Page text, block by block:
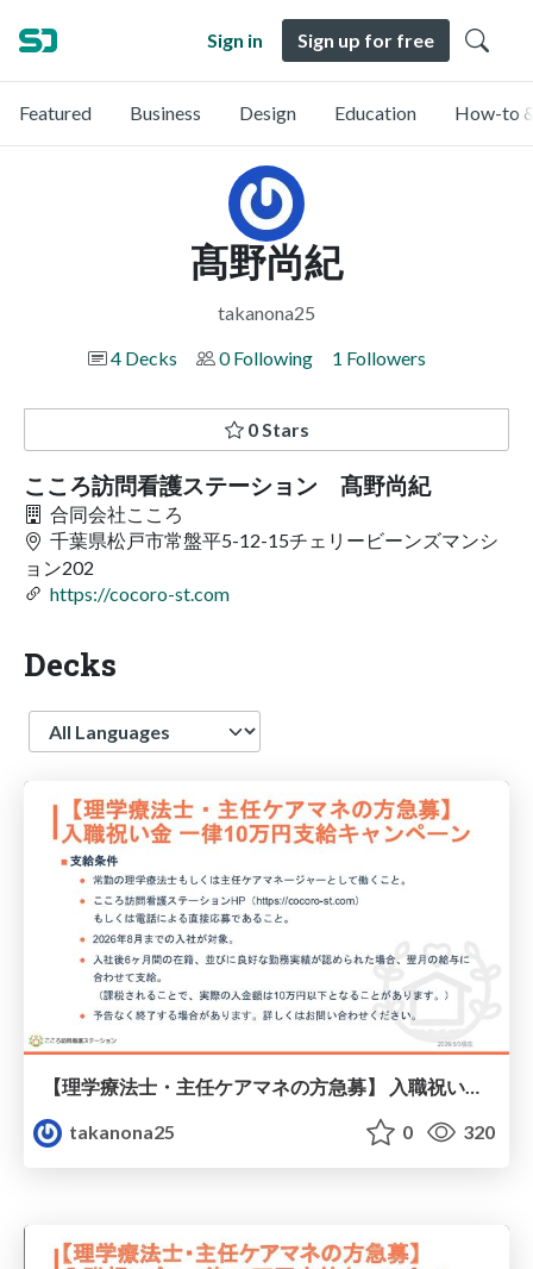
Sign in Sign up for free
Featured Business Design Education How-to
髙野尚紀
takanona25
4 Decks
0 Following 1 Followers
0 Stars
こころ訪問看護ステーション 髙野尚紀
合同会社こころ
千葉県松戸市常盤平5-12-15チェリービーンズマンシ
ョン202
https://cocoro-st.com
Decks
Language
【理学療法士・主任ケアマネの方急募】 入職祝い金 一律10万円支給キャンペーン
takanona25
0 320